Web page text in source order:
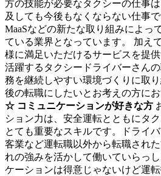
方の技能が必要なタクシーの仕事
及しても今後もなくならない仕事
MaaSなどの新たな取り組みによっ
ている業界となっています。 加え
様に満足いただけるサービスを提
活躍するタクシードライバーさん
務を継続しやすい環境づくりに取
後の転職にしたいとお考えの方に
☆ コミュニケーションが好きな方
ション力は、安全運転とともにタ
とても重要なスキルです。ドライ
客業など運転職以外から転職され
れの強みを活かして働いていらっ
ケーションは得意じゃないけど運